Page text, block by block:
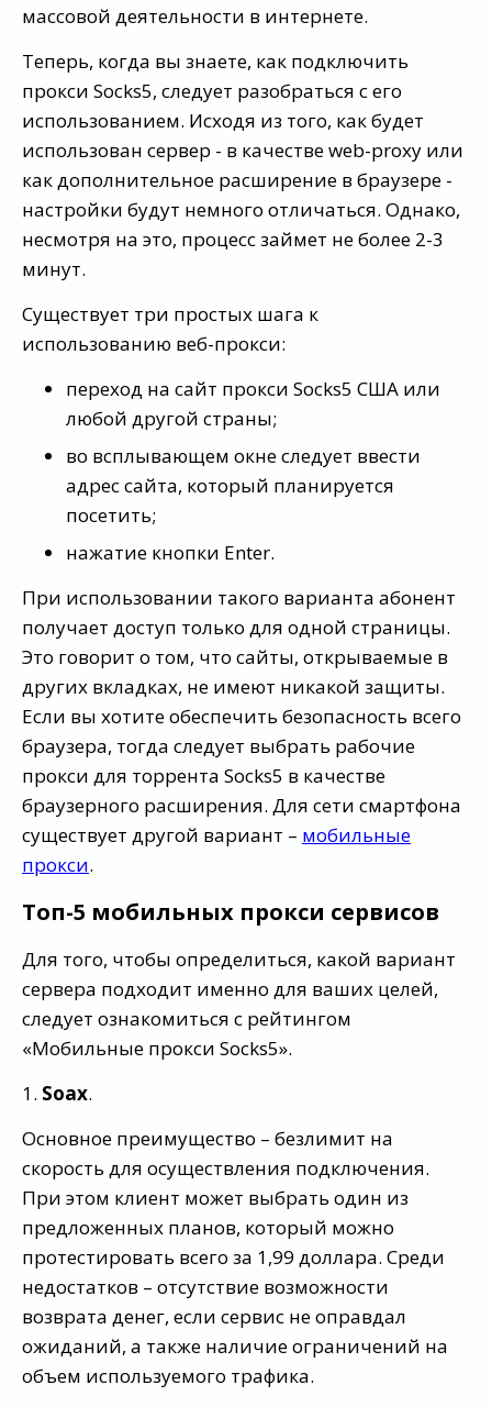
массовой деятельности в интернете.
Теперь, когда вы знаете, как подключить
прокси Socks5, следует разобраться с его
использованием. Исходя из того, как будет
использован сервер - в качестве web-proxy или
как дополнительное расширение в браузере -
настройки будут немного отличаться. Однако,
несмотря на это, процесс займет не более 2-3
минут.
Существует три простых шага к
использованию веб-прокси:
переход на сайт прокси Socks5 США или
любой другой страны;
во всплывающем окне следует ввести
адрес сайта, который планируется
посетить;
нажатие кнопки Enter.
При использовании такого варианта абонент
получает доступ только для одной страницы.
Это говорит о том, что сайты, открываемые в
других вкладках, не имеют никакой защиты.
Если вы хотите обеспечить безопасность всего
браузера, тогда следует выбрать рабочие
прокси для торрента Socks5 в качестве
браузерного расширения. Для сети смартфона
существует другой вариант – мобильные
прокси.
Топ-5 мобильных прокси сервисов
Для того, чтобы определиться, какой вариант
сервера подходит именно для ваших целей,
следует ознакомиться с рейтингом
«Мобильные прокси Socks5».
1. Soax.
Основное преимущество – безлимит на
скорость для осуществления подключения.
При этом клиент может выбрать один из
предложенных планов, который можно
протестировать всего за 1,99 доллара. Среди
недостатков – отсутствие возможности
возврата денег, если сервис не оправдал
ожиданий, а также наличие ограничений на
объем используемого трафика.